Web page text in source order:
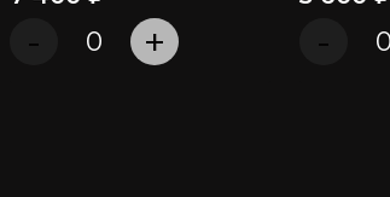
- + -